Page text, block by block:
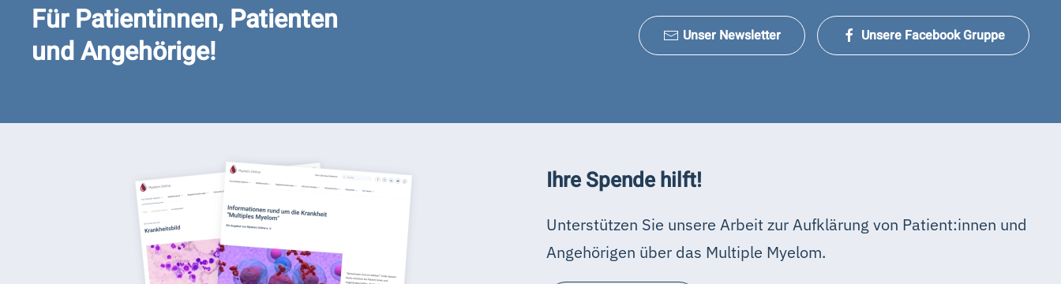
Für Patientinnen, Patienten
und Angehörige!
Unser Newsletter Unsere Facebook Gruppe
Ihre Spende hilft!
Unterstützen Sie unsere Arbeit zur Aufklärung von Patient:innen und
Angehörigen über das Multiple Myelom.